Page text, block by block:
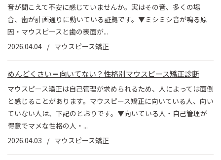
音が聞こえて不安に感じていませんか。実はその音、多くの場
合、歯が計画通りに動いている証拠です。▼ミシミシ音が鳴る原
因・マウスピースと歯の表面が...
2026.04.04
マウスピース矯正
めんどくさい＝向いてない？性格別マウスピース矯正診断
マウスピース矯正は自己管理が求められるため、人によっては面倒
と感じることがあります。マウスピース矯正に向いている人、向い
ていない人は、下記のとおりです。▼向いている人・自己管理が
得意でマメな性格の人・...
2026.04.03
マウスピース矯正